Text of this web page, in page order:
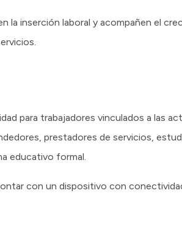
la inserción laboral y acompañen el
para trabajadores vinculados a las
prestadores de servicios,
educativo formal.
con un dispositivo con